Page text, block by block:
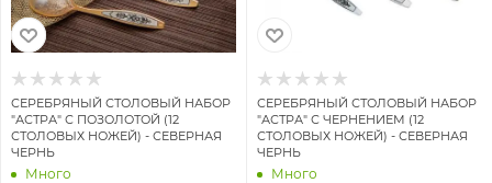
СЕРЕБРЯНЫЙ СТОЛОВЫЙ НАБОР
"АСТРА" С ПОЗОЛОТОЙ (12
СТОЛОВЫХ НОЖЕЙ) - СЕВЕРНАЯ
ЧЕРНЬ
Много
СЕРЕБРЯНЫЙ СТОЛОВЫЙ НАБОР
"АСТРА" С ЧЕРНЕНИЕМ (12
СТОЛОВЫХ НОЖЕЙ) - СЕВЕРНАЯ
ЧЕРНЬ
Много